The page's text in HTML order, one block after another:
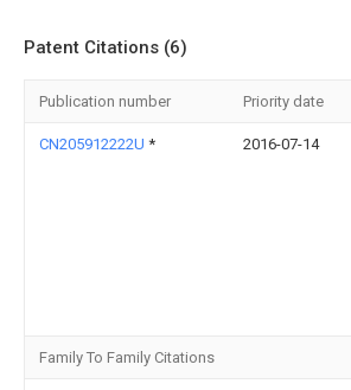
Patent Citations (6)
Publication number Priority date
CN205912222U * 2016-07-14
Family To Family Citations